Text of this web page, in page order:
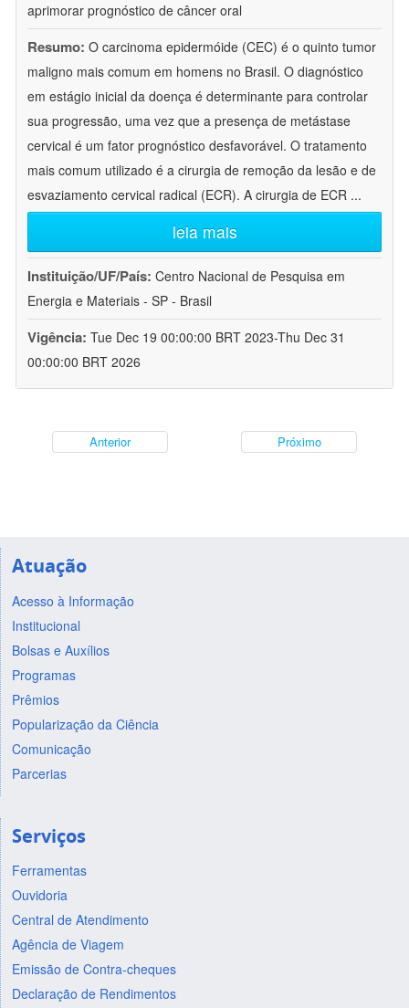
aprimorar prognóstico de câncer oral
Resumo: O carcinoma epidermóide (CEC) é o quinto tumor
maligno mais comum em homens no Brasil. O diagnóstico
em estágio inicial da doença é determinante para controlar
sua progressão, uma vez que a presença de metástase
cervical é um fator prognóstico desfavorável. O tratamento
mais comum utilizado é a cirurgia de remoção da lesão e de
esvaziamento cervical radical (ECR). A cirurgia de ECR ...
leia mais
Instituição/UF/País: Centro Nacional de Pesquisa em
Energia e Materiais - SP - Brasil
Vigência: Tue Dec 19 00:00:00 BRT 2023-Thu Dec 31
00:00:00 BRT 2026
Anterior Próximo
Atuação
Acesso à Informação
Institucional
Bolsas e Auxílios
Programas
Prêmios
Popularização da Ciência
Comunicação
Parcerias
Serviços
Ferramentas
Ouvidoria
Central de Atendimento
Agência de Viagem
Emissão de Contra-cheques
Declaração de Rendimentos